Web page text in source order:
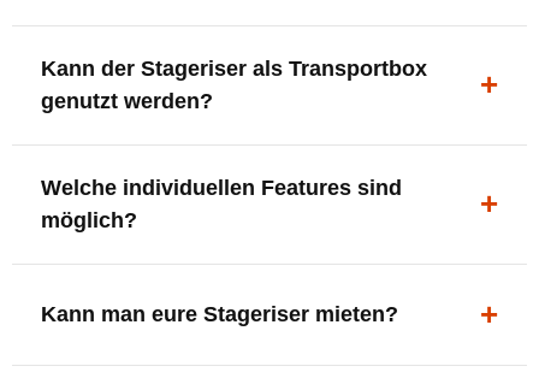
innerhalb Deutschlands kostenfrei.
Kann der Stageriser als Transportbox
genutzt werden?
oder Zubehör nutzen.
Welche individuellen Features sind
möglich?
XLR-Brücke / Schnittstelle
Setlist-Clip
Kann man eure Stageriser mieten?